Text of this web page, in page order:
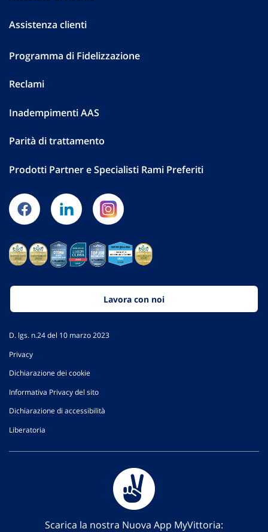
Assistenza clienti
Programma di Fidelizzazione
Reclami
Inadempimenti AAS
Parità di trattamento
Prodotti Partner e Specialisti Rami Preferiti
Lavora con noi
D. lgs. n.24 del 10 marzo 2023
Privacy
Dichiarazione dei cookie
Informativa Privacy del sito
Dichiarazione di accessibilità
Liberatoria
Scarica la nostra Nuova App MyVittoria: